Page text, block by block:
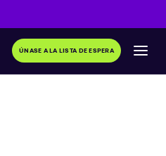
ÚNASE A LA LISTA DE ESPERA